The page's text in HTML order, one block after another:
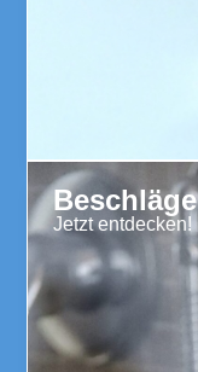
Beschläge
Jetzt entdecken!